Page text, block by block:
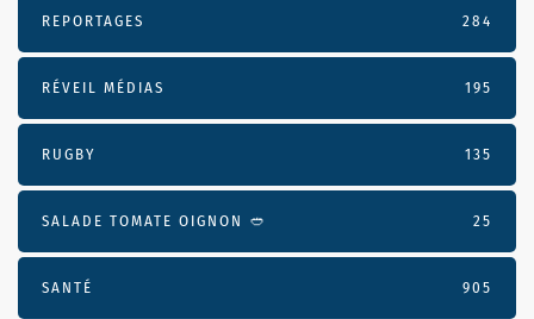
REPORTAGES 284
RÉVEIL MÉDIAS 195
RUGBY 135
SALADE TOMATE OIGNON 🥙 25
SANTÉ 905